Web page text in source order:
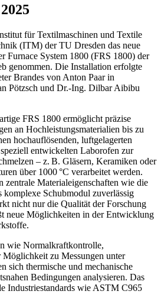
für Textilmaschinen und Textile
(ITM) der TU Dresden das neue
Furnace System 1800 (FRS 1800) der
genommen. Die Installation erfolgte
Brandes von Anton Paar in
Pötzsch und Dr.-Ing. Dilbar Aibibu
FRS 1800 ermöglicht präzise
an Hochleistungsmaterialien bis zu
hochauflösenden, luftgelagerten
entwickelten Laborofen zur
– z. B. Gläsern, Keramiken oder
über 1000 °C verarbeitet werden.
zentrale Materialeigenschaften wie die
komplexe Schubmodul zuverlässig
nicht nur die Qualität der Forschung
neue Möglichkeiten in der Entwicklung
wie Normalkraftkontrolle,
zu Messungen unter
sich thermische und mechanische
Bedingungen analysieren. Das
Industriestandards wie ASTM C965